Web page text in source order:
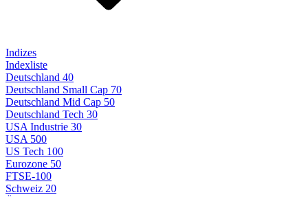
Indizes
Indexliste
Deutschland 40
Deutschland Small Cap 70
Deutschland Mid Cap 50
Deutschland Tech 30
USA Industrie 30
USA 500
US Tech 100
Eurozone 50
FTSE-100
Schweiz 20